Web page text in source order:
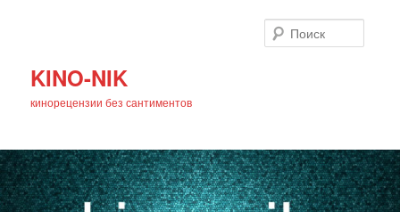
KINO-NIK
кинорецензии без сантиментов